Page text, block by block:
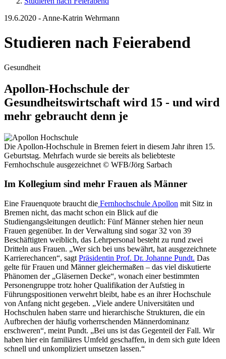
19.6.2020 - Anne-Katrin Wehrmann
Studieren nach Feierabend
Gesundheit
Apollon-Hochschule der
Gesundheitswirtschaft wird 15 - und wird
mehr gebraucht denn je
Die Apollon-Hochschule in Bremen feiert in diesem Jahr ihren 15.
Geburtstag. Mehrfach wurde sie bereits als beliebteste
Fernhochschule ausgezeichnet © WFB/Jörg Sarbach
Im Kollegium sind mehr Frauen als Männer
Eine Frauenquote braucht die Fernhochschule Apollon mit Sitz in
Bremen nicht, das macht schon ein Blick auf die
Studiengangsleitungen deutlich: Fünf Männer stehen hier neun
Frauen gegenüber. In der Verwaltung sind sogar 32 von 39
Beschäftigten weiblich, das Lehrpersonal besteht zu rund zwei
Dritteln aus Frauen. „Wer sich bei uns bewährt, hat ausgezeichnete
Karrierechancen“, sagt Präsidentin Prof. Dr. Johanne Pundt. Das
gelte für Frauen und Männer gleichermaßen – das viel diskutierte
Phänomen der „Gläsernen Decke“, wonach einer bestimmten
Personengruppe trotz hoher Qualifikation der Aufstieg in
Führungspositionen verwehrt bleibt, habe es an ihrer Hochschule
von Anfang nicht gegeben. „Viele andere Universitäten und
Hochschulen haben starre und hierarchische Strukturen, die ein
Aufbrechen der häufig vorherrschenden Männerdominanz
erschweren“, meint Pundt. „Bei uns ist das Gegenteil der Fall. Wir
haben hier ein familiäres Umfeld geschaffen, in dem sich gute Ideen
schnell und unkompliziert umsetzen lassen.“